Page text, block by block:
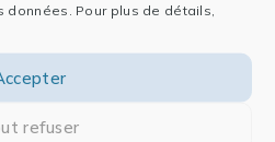
Pour plus de détails,
refuser
pointue et sur-